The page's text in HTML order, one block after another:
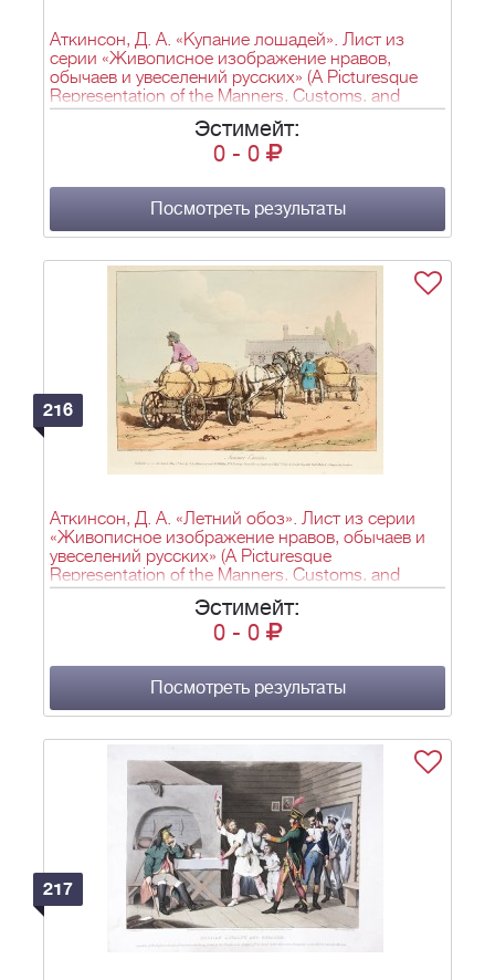
Аткинсон, Д. А. «Купание лошадей». Лист из
серии «Живописное изображение нравов,
обычаев и увеселений русских» (A Picturesque
Representation of the Manners, Customs, and
Amusements of the Russians). Лондон. 1803–
Эстимейт:
0 - 0
Посмотреть результаты
216
Аткинсон, Д. А. «Летний обоз». Лист из серии
«Живописное изображение нравов, обычаев и
увеселений русских» (A Picturesque
Representation of the Manners, Customs, and
Amusements of the Russians). Лондон. 1803–
Эстимейт:
0 - 0
Посмотреть результаты
217